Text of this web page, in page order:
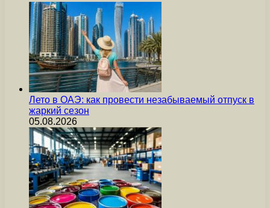
Лето в ОАЭ: как провести незабываемый отпуск в
жаркий сезон
05.08.2026